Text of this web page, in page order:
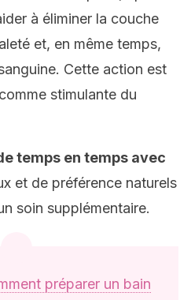
à éliminer la couche
et, en même temps,
Cette action est
stimulante du
temps en temps avec
et de préférence naturels
soin supplémentaire.
préparer un bain